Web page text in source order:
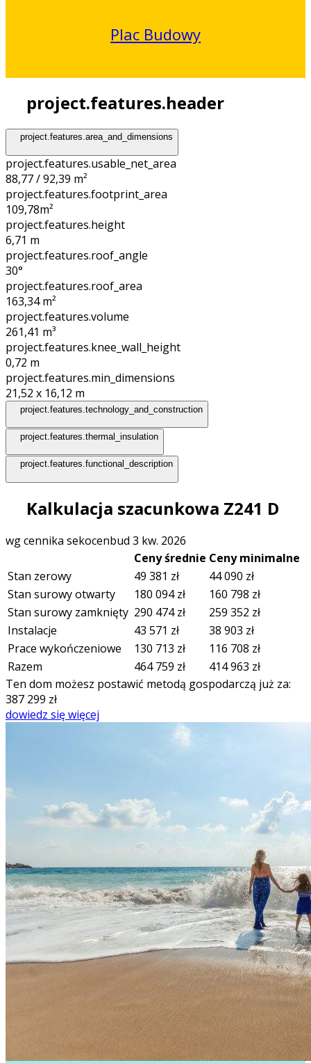
Plac Budowy
project.features.header
project.features.area_and_dimensions
project.features.usable_net_area
88,77 / 92,39 m²
project.features.footprint_area
109,78m²
project.features.height
6,71 m
project.features.roof_angle
30°
project.features.roof_area
163,34m²
project.features.volume
261,41 m³
project.features.knee_wall_height
0,72 m
project.features.min_dimensions
21,52 x 16,12 m
project.features.technology_and_construction
project.features.thermal_insulation
project.features.functional_description
Kalkulacja szacunkowa Z241 D
wg cennika sekocenbud 3 kw. 2026
Ceny średnie Ceny minimalne
Stan zerowy
49 381 zł 44 090 zł
Stan surowy otwarty
180 094zł 160 798 zł
Stan surowy zamknięty 290 474zł 259 352 zł
Instalacje
43 571 zł 38 903 zł
Prace wykończeniowe
130 713 zł 116 708 zł
Razem
464 759 zł 414 963 zł
Ten dom możesz postawić metodą gospodarczą już za:
387 299 zł
dowiedz się więcej